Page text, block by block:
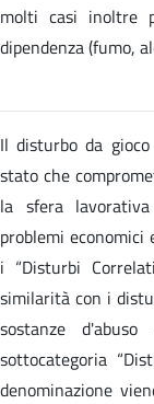
molti casi inoltre
dipendenza (fumo,
Il disturbo da
stato che
la sfera
problemi economici
i “Disturbi
similarità con i
sostanze
sottocategoria
denominazione